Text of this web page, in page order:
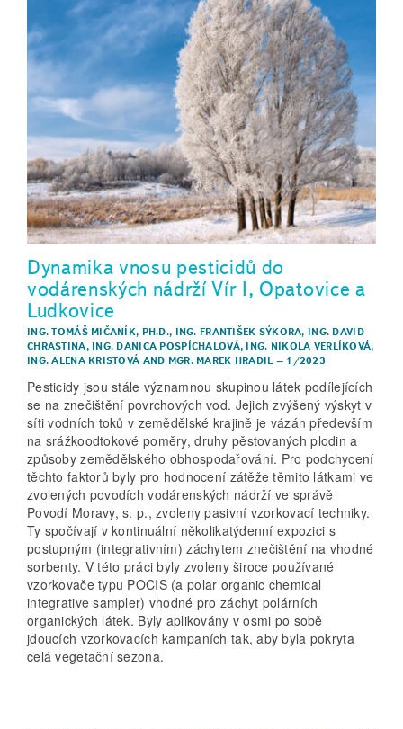
Dynamika vnosu pesticidů do
vodárenských nádrží Vír I, Opatovice a
Ludkovice
ING. TOMÁŠ MIČANÍK, PH.D., ING. FRANTIŠEK SÝKORA, ING. DAVID
CHRASTINA, ING. DANICA POSPÍCHALOVÁ, ING. NIKOLA VERLÍKOVÁ,
ING. ALENA KRISTOVÁ AND MGR. MAREK HRADIL – 1/2023
Pesticidy jsou stále významnou skupinou látek podílejících
se na znečištění povrchových vod. Jejich zvýšený výskyt v
síti vodních toků v zemědělské krajině je vázán především
na srážkoodtokové poměry, druhy pěstovaných plodin a
způsoby zemědělského obhospodařování. Pro podchycení
těchto faktorů byly pro hodnocení zátěže těmito látkami ve
zvolených povodích vodárenských nádrží ve správě
Povodí Moravy, s. p., zvoleny pasivní vzorkovací techniky.
Ty spočívají v kontinuální několikatýdenní expozici s
postupným (integrativním) záchytem znečištění na vhodné
sorbenty. V této práci byly zvoleny široce používané
vzorkovače typu POCIS (a polar organic chemical
integrative sampler) vhodné pro záchyt polárních
organických látek. Byly aplikovány v osmi po sobě
jdoucích vzorkovacích kampaních tak, aby byla pokryta
celá vegetační sezona.